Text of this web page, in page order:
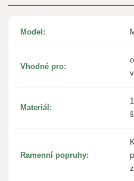
Model:
Vhodné pro:
Materiál:
Ramenní popruhy: